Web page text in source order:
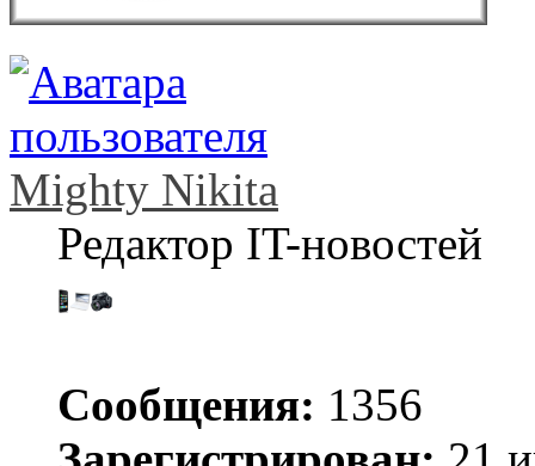
Mighty Nikita
Редактор IT-новостей
Сообщения: 1356